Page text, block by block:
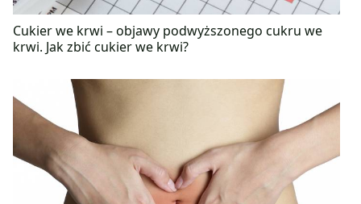
Cukier we krwi – objawy podwyższonego cukru we
krwi. Jak zbić cukier we krwi?